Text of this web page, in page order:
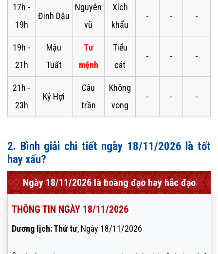
17h -
19h
Đinh Dậu
Nguyên
vũ
Xích
khẩu
- - -
19h -
21h
Mậu
Tuất
Tư
mệnh
Tiểu
cát
- - -
21h -
23h
Kỷ Hợi
Câu
trần
Không
vong
- - -
2. Bình giải chi tiết ngày 18/11/2026 là tốt
hay xấu?
Ngày 18/11/2026 là hoàng đạo hay hắc đạo
THÔNG TIN NGÀY 18/11/2026
Dương lịch: Thứ tư, Ngày 18/11/2026